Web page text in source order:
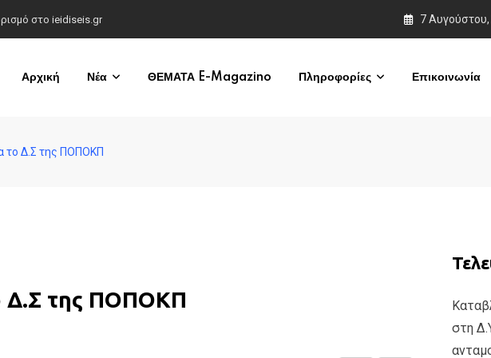
στο ieidiseis.gr 7
Αρχική Νέα ΘΕΜΑΤΑ E-Magazino Πληροφορίες Επικοινωνία
το Δ.Σ της ΠΟΠΟΚΠ
Δ.Σ της ΠΟΠΟΚΠ
στη